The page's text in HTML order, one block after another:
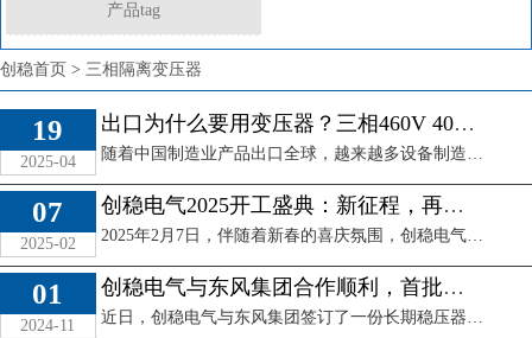
产品tag
创稳首页 > 三相隔离变压器
19
2025-04
出口为什么要用变压器？三相460V 400V变208V变压器出口美国
随着中国制造业产品出口全球，越来越多设备制造商、电气成套商在出口时遇到一个共同问题：海外电压标准与国内不同，必须使用电压转换设备——变压器。尤其是出口 ...
07
2025-02
创稳电气2025开工盛典：新征程，再启航
2025年2月7日，伴随着新春的喜庆氛围，创稳电气正式迎来了新一年的开工日。在清晨的阳光下，公司大门口张灯结彩，红色横幅高挂，寓意着新一年红红火火、蒸 ...
01
2024-11
创稳电气与东风集团合作顺利，首批验货成功！
近日，创稳电气与东风集团签订了一份长期稳压器供应合同，标志着双方合作关系得以进一步加强。作为东风集团旗下的一个工厂，该工厂长期面临电压过低的问题，为保 ...
出口为什么要用变压